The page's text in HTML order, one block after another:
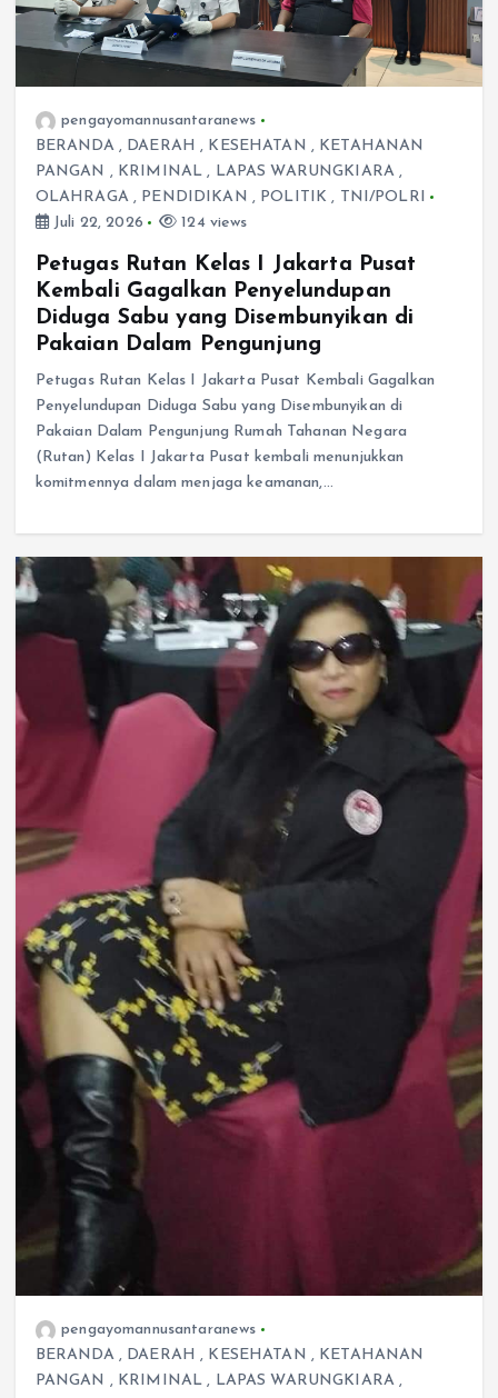
pengayomannusantaranews
BERANDA, DAERAH , KESEHATAN , KETAHANAN
PANGAN , KRIMINAL , LAPAS WARUNGKIARA,
OLAHRAGA, PENDIDIKAN , POLITIK , TNI/POLRI
Juli 22, 2026
124 views
Petugas Rutan Kelas I Jakarta Pusat
Kembali Gagalkan Penyelundupan
Diduga Sabu yang Disembunyikan di
Pakaian Dalam Pengunjung
Petugas Rutan Kelas I Jakarta Pusat Kembali Gagalkan
Penyelundupan Diduga Sabu yang Disembunyikan di
Pakaian Dalam Pengunjung Rumah Tahanan Negara
(Rutan) Kelas I Jakarta Pusat kembali menunjukkan
komitmennya dalam menjaga keamanan,…
pengayomannusantaranews
BERANDA, DAERAH , KESEHATAN , KETAHANAN
PANGAN , KRIMINAL , LAPAS WARUNGKIARA,